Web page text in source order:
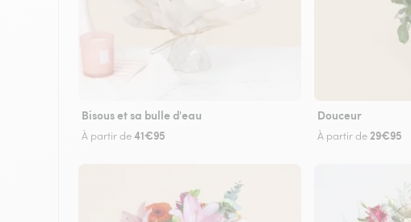
Bisous et sa bulle d'eau
À partir de41€95
Douceur
À partir de 29€95